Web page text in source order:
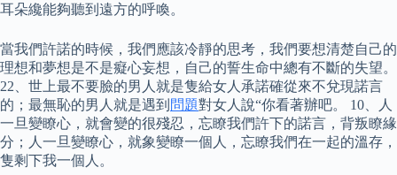
耳朵纔能夠聽到遠方的呼喚。
當我們許諾的時候，我們應該冷靜的思考，我們要想清楚自己的
理想和夢想是不是癡心妄想，自己的誓生命中總有不斷的失望。
22、世上最不要臉的男人就是隻給女人承諾確從來不兌現諾言
的；最無恥的男人就是遇到 問題對女人說“你看著辦吧。 10、人
一旦變瞭心，就會變的很殘忍，忘瞭我們許下的諾言，背叛瞭緣
分；人一旦變瞭心，就象變瞭一個人，忘瞭我們在一起的溫存，
隻剩下我一個人。